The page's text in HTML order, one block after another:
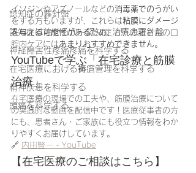
認知症の羅針盤
認知症は治せるか～認知症治療の羅針盤
神経障害性疼痛疼痛を科学する
在宅医療における褥瘡管理を科学する
精神疾患を科学する
頭痛を科学する
イソジンやアズノールなどの消毒薬でのうがい
をする方もいますが、これらは粘膜にダメージ
を与える可能性があるため、がん患者さんの口
腔内ケアにはあまりおすすめできません。
YouTubeで学ぶ「在宅診療と筋膜
治療」
在宅医療の現場での工夫や、筋膜治療について
の実践的な動画を配信中です！医療従事者の方
にも、患者さん・ご家族にも役立つ情報をわか
りやすくお届けしています。
🔗 内田賢一 - YouTube
【在宅医療のご相談はこちら】